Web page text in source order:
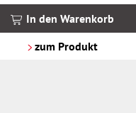
In den Warenkorb
zum Produkt